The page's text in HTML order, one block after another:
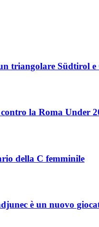
triangolare Südtirol e
la Roma Under
della C femminile
è un nuovo